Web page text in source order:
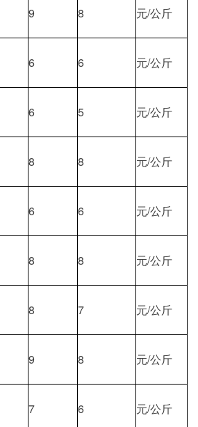
9 8 元/公斤
6 6 元/公斤
6 5 元/公斤
8 8 元/公斤
6 6 元/公斤
8 8 元/公斤
8 7 元/公斤
9 8 元/公斤
7 6 元/公斤